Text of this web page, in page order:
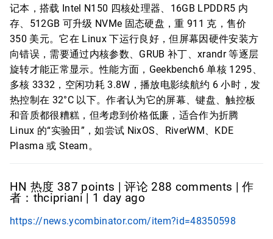
记本，搭载 Intel N150 四核处理器、16GB LPDDR5 内
存、512GB 可升级 NVMe 固态硬盘，重 911 克，售价
350 美元。它在 Linux 下运行良好，但屏幕因硬件安装方
向错误，需要通过内核参数、GRUB 补丁、xrandr 等逐层
旋转才能正常显示。性能方面，Geekbench6 单核 1295、
多核 3332，空闲功耗 3.8W，播放电影续航约 6 小时，发
热控制在 32°C 以下。作者认为它的屏幕、键盘、触控板
和音质都很糟糕，但考虑到价格低廉，适合作为折腾
Linux 的“实验田”，如尝试 NixOS、RiverWM、KDE
Plasma 或 Steam。
HN 热度 387 points | 评论 288 comments | 作
者：thcipriani | 1 day ago
https://news.ycombinator.com/item?id=48350598